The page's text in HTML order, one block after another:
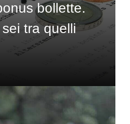
bollette.
tra quelli